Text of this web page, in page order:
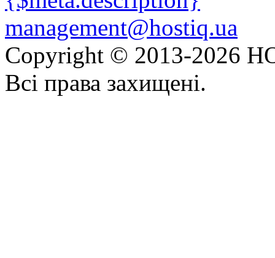
management@hostiq.ua
Copyright © 2013-2026
Всі права захищені.